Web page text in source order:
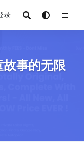
录
事的无限